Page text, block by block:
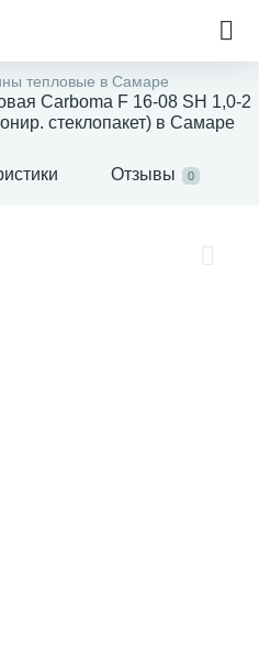
тепловые в Самаре
Carboma F 16-08 SH 1,0-2
стеклопакет) в Самаре
Отзывы 0